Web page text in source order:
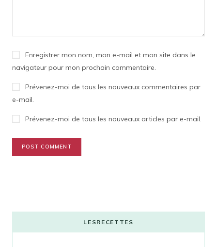
Enregistrer mon nom, mon e-mail et mon site dans le
navigateur pour mon prochain commentaire.
Prévenez-moi de tous les nouveaux commentaires par
e-mail.
Prévenez-moi de tous les nouveaux articles par e-mail.
LESRECETTES